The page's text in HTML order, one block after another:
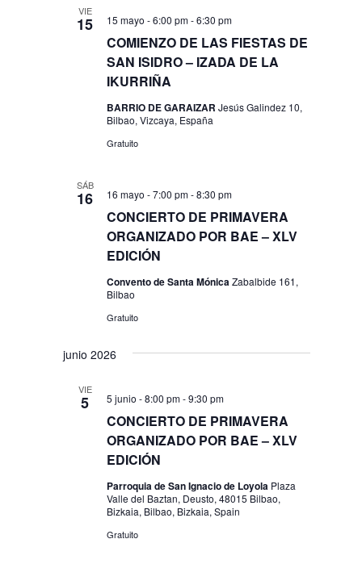
VIE
15
COMIENZO DE LAS FIESTAS DE
SAN ISIDRO – IZADA DE LA
IKURRIÑA
15 mayo - 6:00 pm-6:30 pm
BARRIO DE GARAIZARJesús Galindez 10,
Bilbao, Vizcaya, España
Gratuito
SÁB
16
CONCIERTO DE PRIMAVERA
ORGANIZADO POR BAE – XLV
EDICIÓN
16 mayo - 7:00 pm-8:30 pm
Convento de Santa MónicaZabalbide 161,
Bilbao
Gratuito
junio 2026
VIE
5
CONCIERTO DE PRIMAVERA
ORGANIZADO POR BAE – XLV
EDICIÓN
5 junio - 8:00 pm-9:30 pm
Parroquia de San Ignacio de Loyola Plaza
Valle del Baztan, Deusto, 48015 Bilbao,
Bizkaia, Bilbao, Bizkaia, Spain
Gratuito